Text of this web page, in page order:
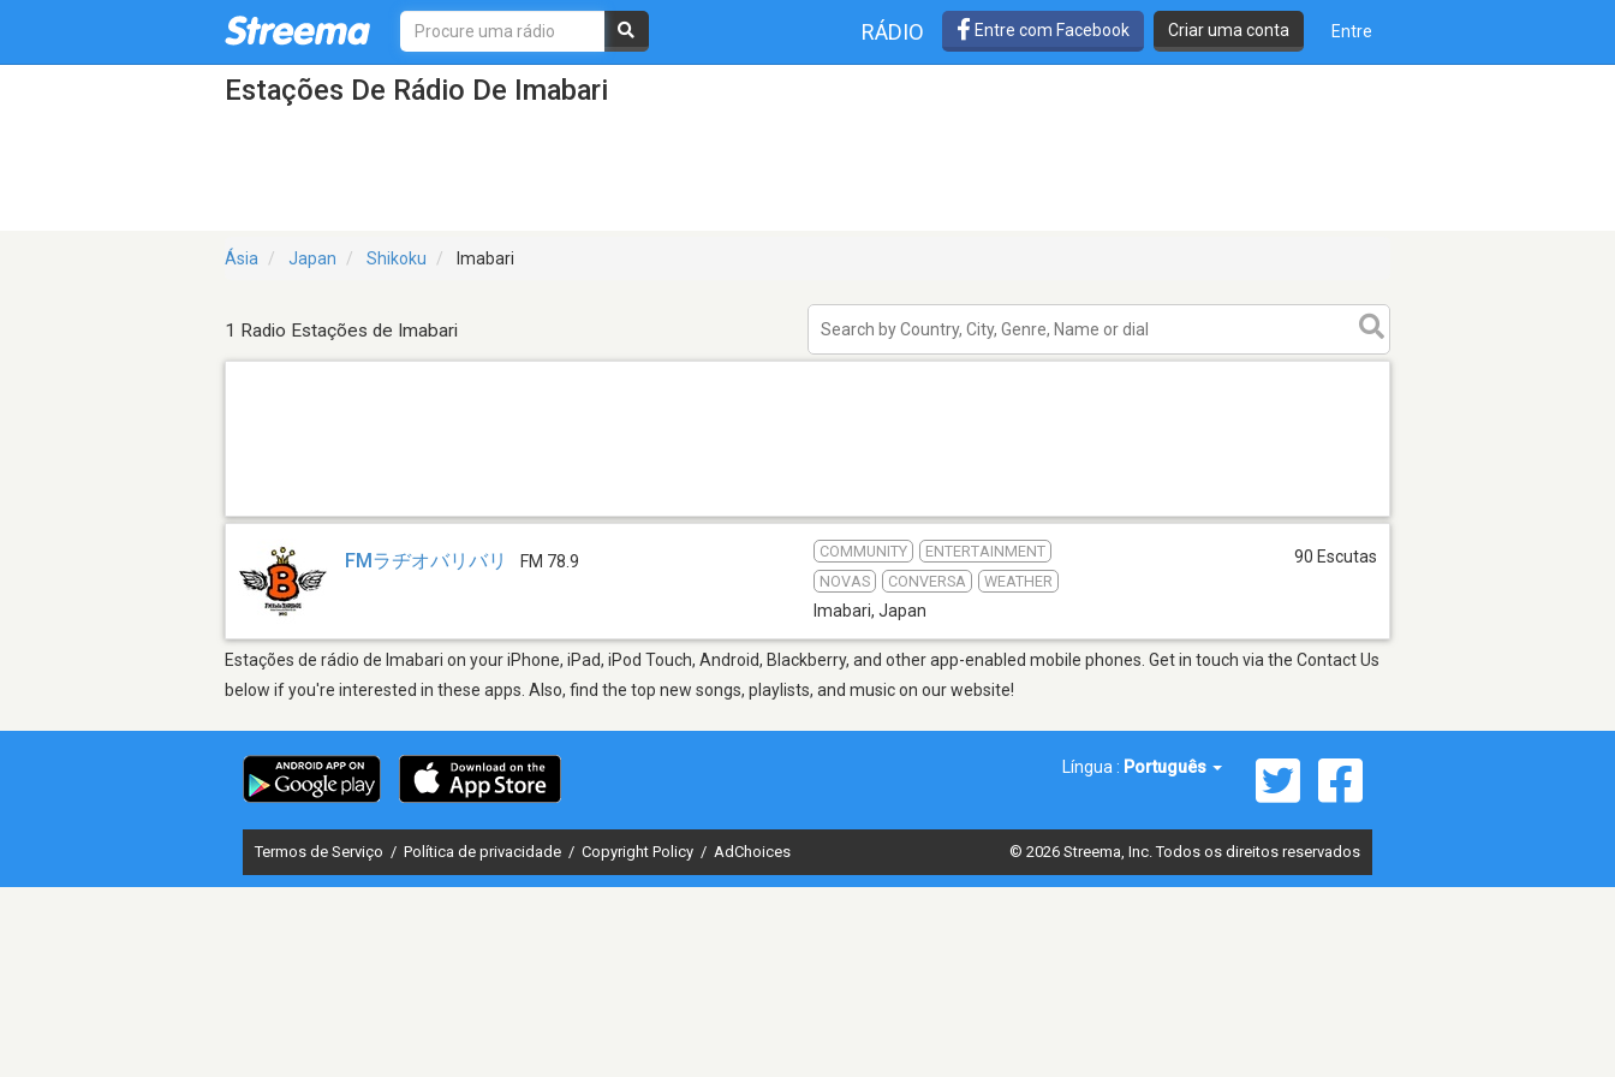
RÁDIO Entre com Facebook Criar uma conta Entre
Estações De Rádio De Imabari
Ásia Japan Shikoku Imabari
1 Radio Estações de Imabari
FMラヂオバリバリ FM 78.9
COMMUNITY
ENTERTAINMENT
NOVAS
CONVERSA WEATHER
Imabari, Japan
90 Escutas
Estações de rádio de Imabari on your iPhone, iPad, iPod Touch, Android, Blackberry, and other app-enabled mobile phones. Get in touch via the Contact Us
below if you're interested in these apps. Also, find the top new songs, playlists, and music on our website!
Língua : Português
Termos de Serviço / Política de privacidade / Copyright Policy / AdChoices © 2026 Streema, Inc. Todos os direitos reservados